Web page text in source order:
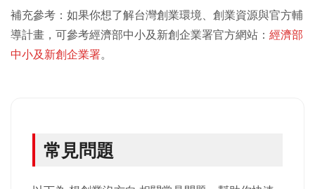
補充參考：如果你想了解台灣創業環境、創業資源與官方輔
導計畫，可參考經濟部中小及新創企業署官方網站： 經濟部
中小及新創企業署。
常見問題